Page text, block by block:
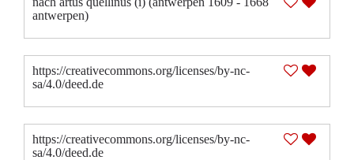
antwerpen)
https://creativecommons.org/licenses/by-nc-
sa/4.0/deed.de
https://creativecommons.org/licenses/by-nc-
sa/4.0/deed.de